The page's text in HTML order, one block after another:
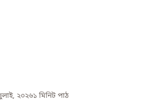
২০২৬১ মিনিট পাঠ